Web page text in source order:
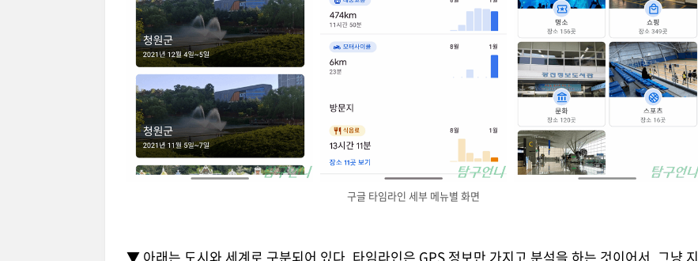
구글 타임라인 세부 메뉴별 화면
▼ 아래는 도시와 세계로 구분되어 있다. 타임라인은 GPS 정보만 가지고 분석을 하는 것이어서, 그냥 지